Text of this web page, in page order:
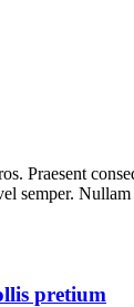
Praesent
semper.
pretium